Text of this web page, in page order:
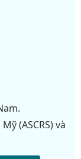
(ASCRS) và